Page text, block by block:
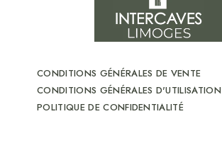
CONDITIONS GÉNÉRALES DE VENTE
CONDITIONS GÉNÉRALES D'UTILISATION
POLITIQUE DE CONFIDENTIALITÉ